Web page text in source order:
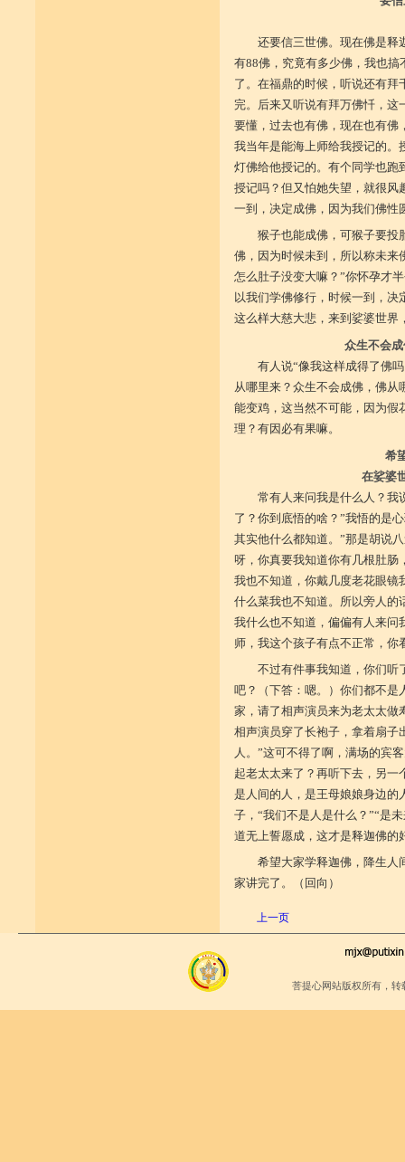
还要信三世佛。现在佛是释
有88佛，究竟有多少佛，我也
了。在福鼎的时候，听说还有
完。后来又听说有拜万佛忏，这
要懂，过去也有佛，现在也有佛
我当年是能海上师给我授记的。
灯佛给他授记的。有个同学也跑
授记吗？但又怕她失望，就很风
一到，决定成佛，因为我们佛性
猴子也能成佛，可猴子要投
佛，因为时候未到，所以称未来
怎么肚子没变大嘛？”你怀孕才
以我们学佛修行，时候一到，
这么样大慈大悲，来到娑婆世界
众生不会
有人说“像我这样成得了佛
从哪里来？众生不会成佛，佛
能变鸡，这当然不可能，因为假
理？有因必有果嘛。
希
在娑婆
常有人来问我是什么人？我
了？你到底悟的啥？”我悟的是
其实他什么都知道。”那是胡说
呀，你真要我知道你有几根肚肠
我也不知道，你戴几度老花眼镜
什么菜我也不知道。所以旁人的
我什么也不知道，偏偏有人来问
师，我这个孩子有点不正常，你
不过有件事我知道，你们听
吧？（下答：嗯。）你们都不是
家，请了相声演员来为老太太做
相声演员穿了长袍子，拿着扇子
人。”这可不得了啊，满场的宾
起老太太来了？再听下去，另
是人间的人，是王母娘娘身边的
子，“我们不是人是什么？”“是
道无上誓愿成，这才是释迦佛的
希望大家学释迦佛，降生人
家讲完了。（回向）
上一页
菩提心网站版权所有，